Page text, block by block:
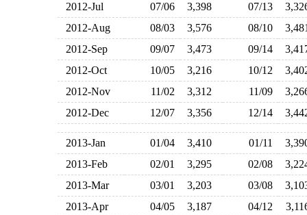
2012-Jul
07/06 3,398 07/13
2012-Aug
08/03 3,576 08/10
2012-Sep
09/07 3,473 09/14
2012-Oct
10/05 3,216 10/12
2012-Nov
11/02 3,312 11/09
2012-Dec
12/07 3,356 12/14
2013-Jan 01/04 3,410 01/11
2013-Feb
02/01 3,295 02/08
2013-Mar
03/01 3,203 03/08
2013-Apr
04/05 3,187 04/12